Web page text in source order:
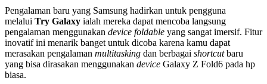
Pengalaman baru yang Samsung hadirkan untuk pengguna
melalui Try Galaxy ialah mereka dapat mencoba langsung
pengalaman menggunakan device foldable yang sangat imersif. Fitur
inovatif ini menarik banget untuk dicoba karena kamu dapat
merasakan pengalaman multitasking dan berbagai shortcutbaru
yang bisa dirasakan menggunakan device Galaxy Z Fold6 pada hp
biasa.